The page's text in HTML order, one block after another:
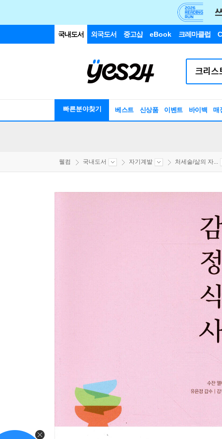
국내도서 외국도서 중고샵 eBook 크레마클럽
빠른분야찾기 베스트 신상품 이벤트 바이백 매
웰컴 국내도서 자기계발 처세술/삶의 자...